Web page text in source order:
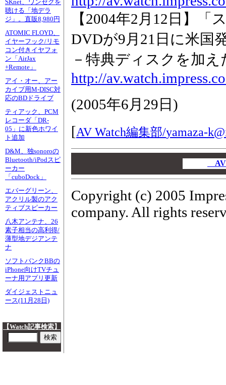
SKnet、ワンセグを
聴ける「地デラ
ジ」。直販8,980円
ATOMIC FLOYD、
イヤーフック/リモ
コン付きイヤフォ
ン「AirJax
+Remote」
アイ・オー、アー
カイブ用M-DISC対
応のBDドライブ
ティアック、PCM
レコーダ「DR-
05」に新色ホワイ
ト追加
D&M、独sonoroの
Bluetooth/iPodスピ
ーカー
「cuboDock」
エバーグリーン、
アクリル製のアク
ティブスピーカー
八木アンテナ、26
素子相当の高利得/
薄型地デジアンテ
ナ
ソフトバンクBBの
iPhone向けTVチュ
ーナ用アプリ更新
ダイジェストニュ
ース(11月28日)
【Watch記事検索】
【2004年2月12日】
DVDが9月21日に米国
－特典ディスクを加
http://
(2005年6月29日 )
[AV Watch編集部/yamaza-
AV
Copyright (c) 2005
company. All rights